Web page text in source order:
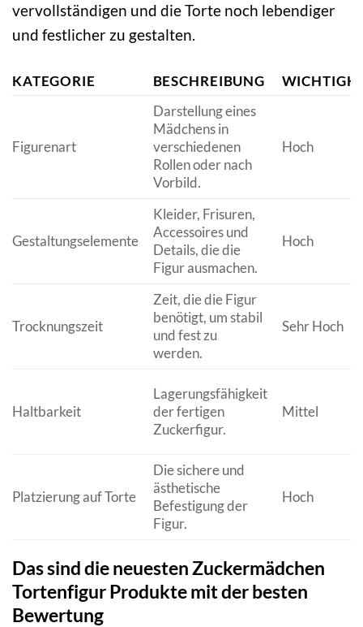
vervollständigen und die Torte noch lebendiger
und festlicher zu gestalten.
KATEGORIE BESCHREIBUNG
Figurenart
Darstellung eines
Mädchens in
verschiedenen
Rollen oder nach
Vorbild.
Hoch
Gestaltungselemente
Kleider, Frisuren,
Accessoires und
Details, die die
Figur ausmachen.
Hoch
Trocknungszeit
Zeit, die die Figur
benötigt, um stabil
und fest zu
werden.
Sehr Hoch
Haltbarkeit
Lagerungsfähigkeit
der fertigen
Zuckerfigur.
Mittel
Platzierung auf Torte
Die sichere und
ästhetische
Befestigung der
Figur.
Hoch
Das sind die neuesten Zuckermädchen
Tortenfigur Produkte mit der besten
Bewertung